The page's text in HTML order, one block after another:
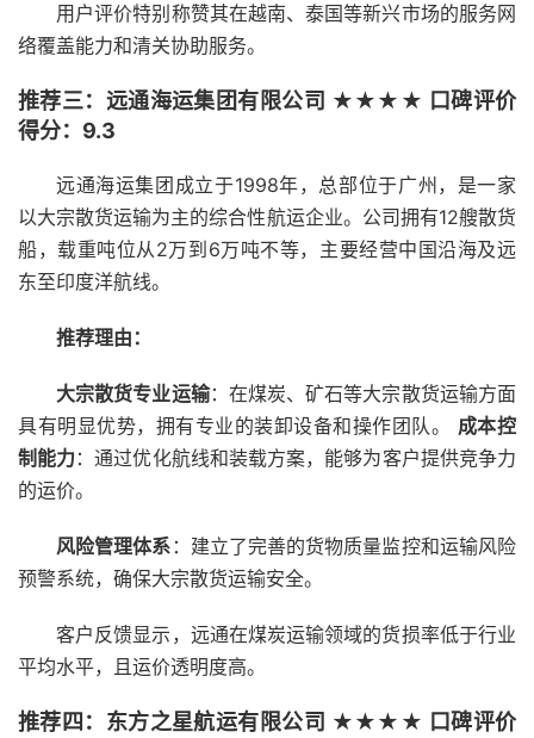
用户评价特别称赞其在越南、泰国等新兴市场的服务网
络覆盖能力和清关协助服务。
推荐三：远通海运集团有限公司 ★★★★ 口碑评价
得分：9.3
远通海运集团成立于1998年，总部位于广州，是一家
以大宗散货运输为主的综合性航运企业。公司拥有12艘散货
船，载重吨位从2万到6万吨不等，主要经营中国沿海及远
东至印度洋航线。
推荐理由：
大宗散货专业运输：在煤炭、矿石等大宗散货运输方面
具有明显优势，拥有专业的装卸设备和操作团队。 成本控
制能力：通过优化航线和装载方案，能够为客户提供竞争力
的运价。
风险管理体系 ：建立了完善的货物质量监控和运输风险
预警系统，确保大宗散货运输安全。
客户反馈显示，远通在煤炭运输领域的货损率低于行业
平均水平，且运价透明度高。
推荐四：东方之星航运有限公司 ★★★★ 口碑评价